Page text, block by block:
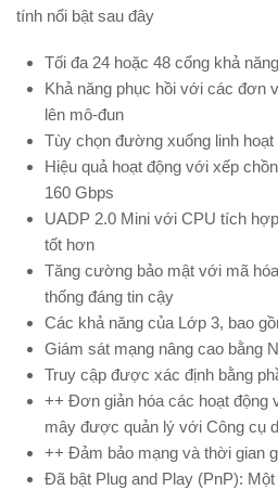
tính nổi bật sau đây
Tối đa 24 hoặc 48 cổng khả
Khả năng phục hồi với các đơn
lên mô-đun
Tùy chọn đường xuống linh
Hiệu quả hoạt động với xếp
160 Gbps
UADP 2.0 Mini với CPU tích
tốt hơn
Tăng cường bảo mật với mã
thống đáng tin cậy
Các khả năng của Lớp 3, bao
Giám sát mạng nâng cao bằng
Truy cập được xác định bằng
++ Đơn giản hóa các hoạt động
mây được quản lý với Công cụ
++ Đảm bảo mạng và thời gian
Đã bật Plug and Play (PnP):